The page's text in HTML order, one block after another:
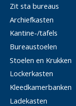
Zit sta bureaus
Archiefkasten
Kantine-/tafels
Bureaustoelen
Stoelen en Krukken
Lockerkasten
Kleedkamerbanken
Ladekasten